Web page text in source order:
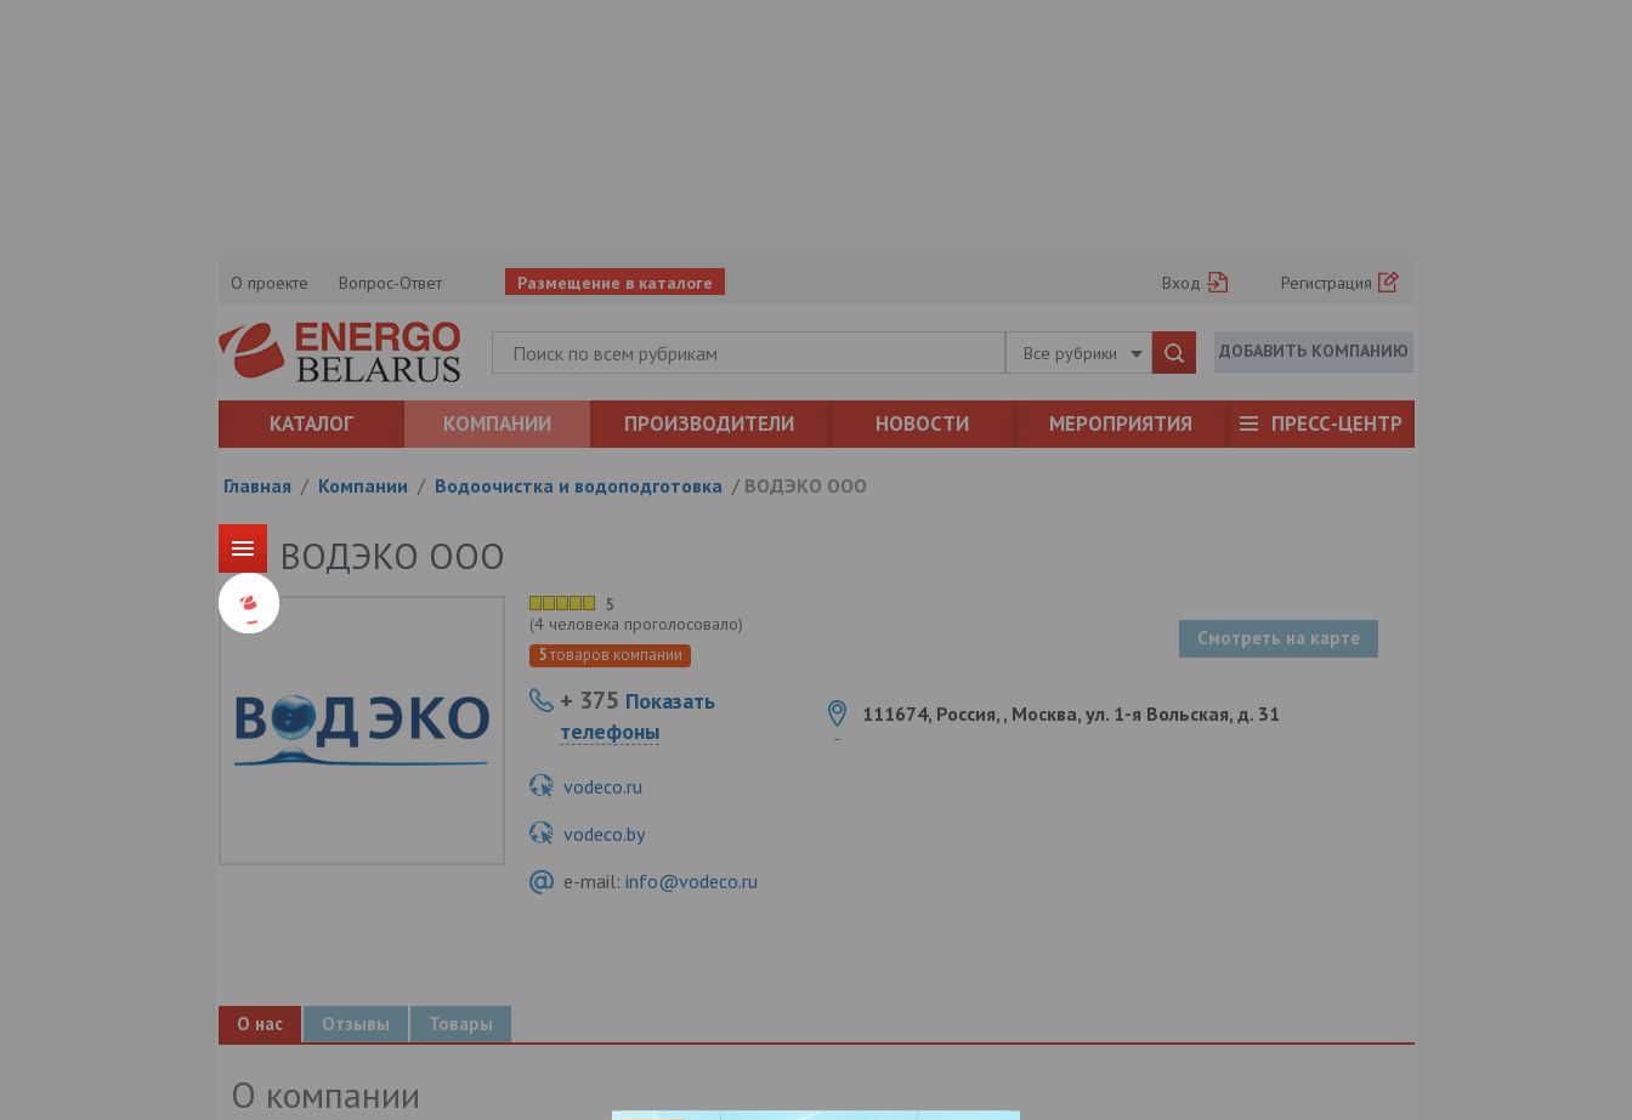
О проекте Вопрос-Ответ Размещение в каталоге Вход Регистрация
Все рубрики ДОБАВИТЬ КОМПАНИЮ
КАТАЛОГ КОМПАНИИ ПРОИЗВОДИТЕЛИ НОВОСТИ МЕРОПРИЯТИЯ ПРЕСС-ЦЕНТР
Главная / Компании / Водоочистка и водоподготовка / ВОДЭКО ООО
ВОДЭКО ООО
5
(4 человека проголосовало)
5товаров компании
+ 375 Показать
телефоны
vodeco.ru
vodeco.by
e-mail: info@vodeco.ru
Смотреть на карте
111674, Россия, , Москва, ул. 1-я Вольская, д. 31
О нас Отзывы Товары
О компании